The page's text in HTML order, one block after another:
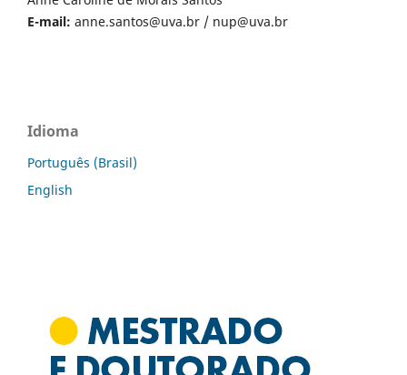
E-mail: anne.santos@uva.br / nup@uva.br
Idioma
Português (Brasil)
English